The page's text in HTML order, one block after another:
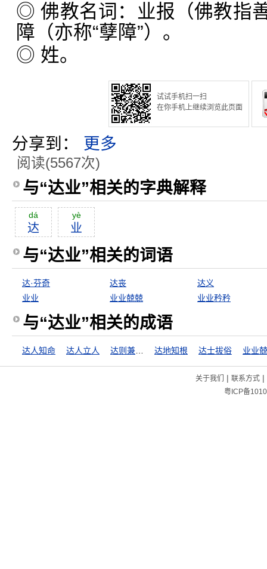
◎ 佛教名词：业报（佛教指
障（亦称“孽障”）。
◎ 姓。
试试手机扫一扫
在你手机上继续浏览此页面
分享到： 更多
阅读(5567次)
与“达业”相关的字典解释
dá
达
yè
业
与“达业”相关的词语
达·芬奇 达丧
达义
业业
业业兢兢 业业矜矜
与“达业”相关的成语
达人知命 达人立人 达地知根 达士拔俗 业业
关于我们 | 联系方式|
粤ICP备